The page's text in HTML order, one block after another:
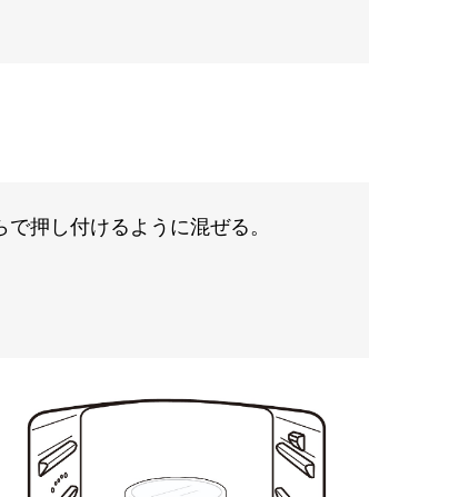
押し付けるように混ぜる。